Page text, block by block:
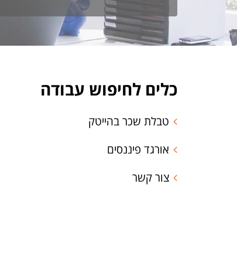
כלים לחיפוש עבודה
טבלת שכר בהייטק
אורגד פיננסים
צור קשר